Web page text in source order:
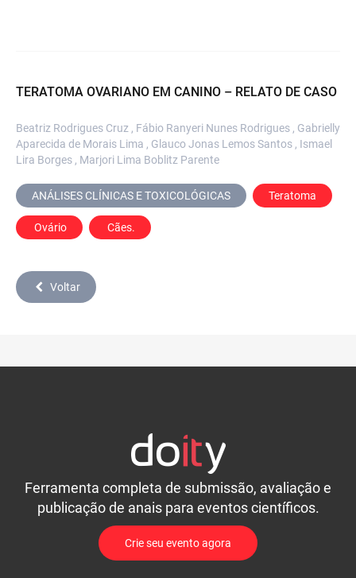
TERATOMA OVARIANO EM CANINO – RELATO DE CASO
Beatriz Rodrigues Cruz , Fábio Ranyeri Nunes Rodrigues , Gabrielly
Aparecida de Morais Lima , Glauco Jonas Lemos Santos , Ismael
Lira Borges , Marjori Lima Boblitz Parente
ANÁLISES CLÍNICAS E TOXICOLÓGICAS Teratoma
Ovário Cães.
Voltar
Ferramenta completa de submissão, avaliação e
publicação de anais para eventos científicos.
Crie seu evento agora